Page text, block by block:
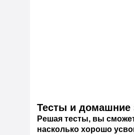
Тесты и домашние
Решая тесты, вы
насколько хорошо